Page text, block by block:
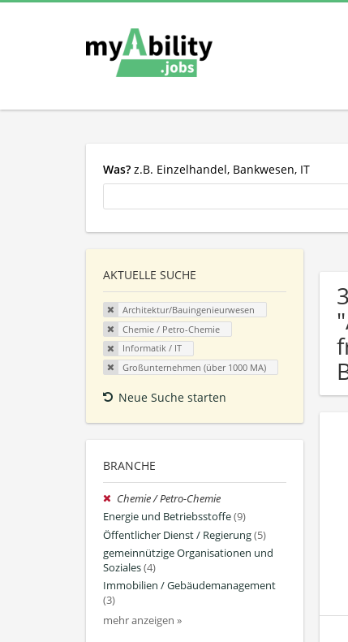
Was? z.B. Einzelhandel, Bankwesen, IT
AKTUELLE SUCHE
Architektur/Bauingenieurwesen
Chemie / Petro-Chemie
Informatik / IT
Großunternehmen (über 1000 MA)
Neue Suche starten
BRANCHE
Chemie / Petro-Chemie
Energie und Betriebsstoffe(9)
Öffentlicher Dienst / Regierung(5)
gemeinnützige Organisationen und
Soziales(4)
Immobilien / Gebäudemanagement
(3)
mehr anzeigen »